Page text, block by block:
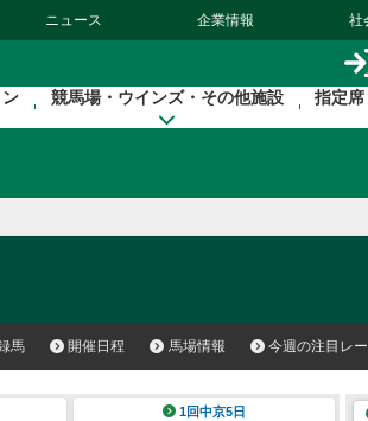
ニュース 企業情報 社
競馬場・ウインズ・その他施設 指定
馬 開催日程 馬場情報 今週の注目レ
1回中京5日